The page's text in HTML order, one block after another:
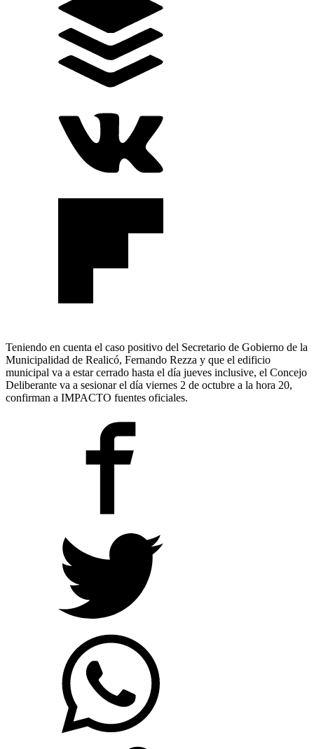
Teniendo en cuenta el caso positivo del Secretario de Gobierno de la
Municipalidad de Realicó, Fernando Rezza y que el edificio
municipal va a estar cerrado hasta el día jueves inclusive, el Concejo
Deliberante va a sesionar el día viernes 2 de octubre a la hora 20,
confirman a IMPACTO fuentes oficiales.